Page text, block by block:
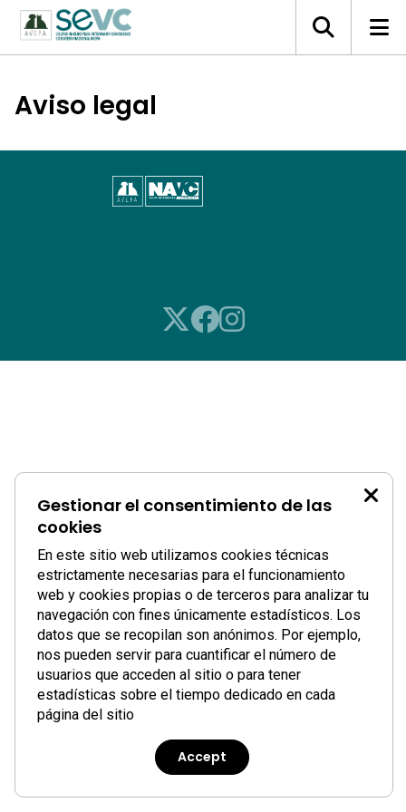
Aviso legal
Gestionar el consentimiento de las
cookies
En este sitio web utilizamos cookies técnicas
estrictamente necesarias para el funcionamiento
web y cookies propias o de terceros para analizar tu
navegación con fines únicamente estadísticos. Los
datos que se recopilan son anónimos. Por ejemplo,
nos pueden servir para cuantificar el número de
usuarios que acceden al sitio o para tener
estadísticas sobre el tiempo dedicado en cada
página del sitio
Accept